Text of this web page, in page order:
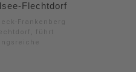
Flechtdorf
Frankenberg
führt